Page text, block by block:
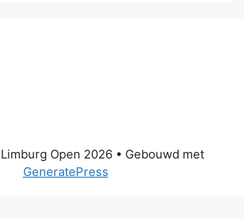
Open 2026• Gebouwd met
GeneratePress